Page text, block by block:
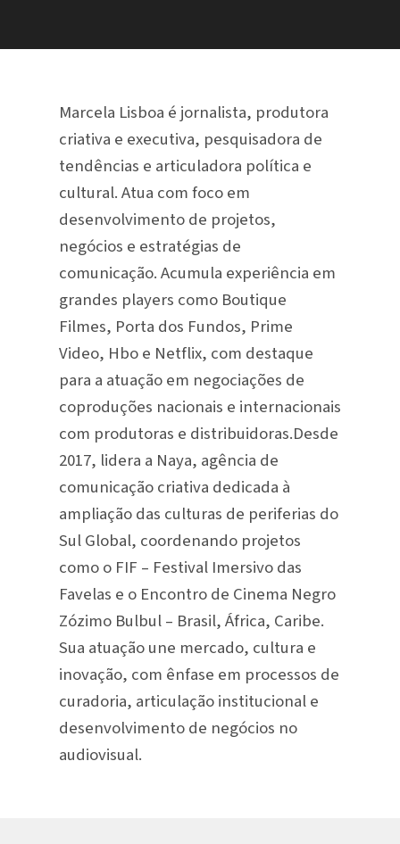
Marcela Lisboa é jornalista, produtora
criativa e executiva, pesquisadora de
tendências e articuladora política e
cultural. Atua com foco em
desenvolvimento de projetos,
negócios e estratégias de
comunicação. Acumula experiência em
grandes players como Boutique
Filmes, Porta dos Fundos, Prime
Video, Hbo e Netflix, com destaque
para a atuação em negociações de
coproduções nacionais e internacionais
com produtoras e distribuidoras.Desde
2017, lidera a Naya, agência de
comunicação criativa dedicada à
ampliação das culturas de periferias do
Sul Global, coordenando projetos
como o FIF – Festival Imersivo das
Favelas e o Encontro de Cinema Negro
Zózimo Bulbul – Brasil, África, Caribe.
Sua atuação une mercado, cultura e
inovação, com ênfase em processos de
curadoria, articulação institucional e
desenvolvimento de negócios no
audiovisual.